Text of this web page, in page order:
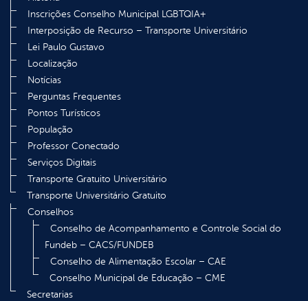
Inscrições Conselho Municipal LGBTQIA+
Interposição de Recurso – Transporte Universitário
Lei Paulo Gustavo
Localização
Notícias
Perguntas Frequentes
Pontos Turísticos
População
Professor Conectado
Serviços Digitais
Transporte Gratuito Universitário
Transporte Universitário Gratuito
Conselhos
Conselho de Acompanhamento e Controle Social do
Fundeb – CACS/FUNDEB
Conselho de Alimentação Escolar – CAE
Conselho Municipal de Educação – CME
Secretarias